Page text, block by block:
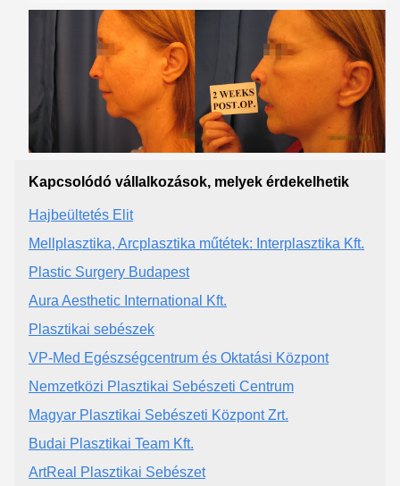
Kapcsolódó vállalkozások, melyek érdekelhetik
Hajbeültetés Elit
Mellplasztika, Arcplasztika műtétek: Interplasztika Kft.
Plastic Surgery Budapest
Aura Aesthetic International Kft.
Plasztikai sebészek
VP-Med Egészségcentrum és Oktatási Központ
Nemzetközi Plasztikai Sebészeti Centrum
Magyar Plasztikai Sebészeti Központ Zrt.
Budai Plasztikai Team Kft.
ArtReal Plasztikai Sebészet